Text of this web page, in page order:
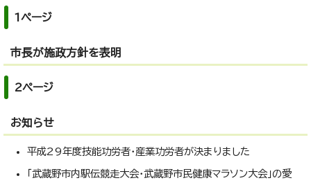
1ページ
市長が施政方針を表明
2ページ
お知らせ
平成29年度技能功労者・産業功労者が決まりました
「武蔵野市内駅伝競走大会・武蔵野市民健康マラソン大会」の愛